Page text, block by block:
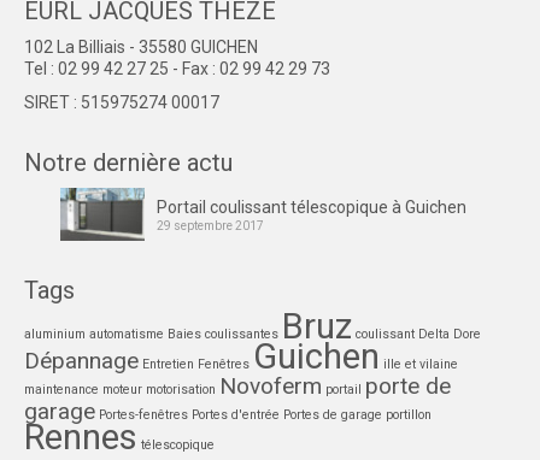
EURL JACQUES THEZE
102 La Billiais - 35580 GUICHEN
Tel : 02 99 42 27 25 - Fax : 02 99 42 29 73
SIRET : 515975274 00017
Notre dernière actu
Portail coulissant télescopique à Guichen
29 septembre 2017
Tags
aluminium automatisme Baies coulissantes Bruz coulissant Delta Dore
Dépannage Entretien Fenêtres Guichen ille et vilaine
maintenance moteur motorisation Novoferm portail porte de
garage Portes-fenêtres Portes d'entrée Portes de garage portillon
Rennes télescopique